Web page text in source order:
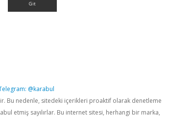
@karabul
Bu nedenle, sitedeki içerikleri proaktif olarak denetleme
etmiş sayılırlar. Bu internet sitesi, herhangi bir marka,